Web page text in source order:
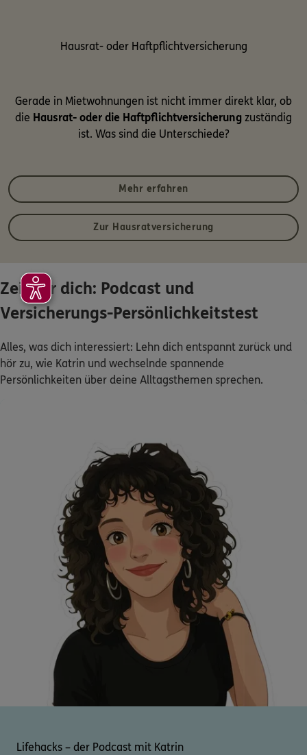
Hausrat- oder Haftpflichtversicherung
Gerade in Mietwohnungen ist nicht immer direkt klar, ob
die Hausrat- oder die Haftpflichtversicherung zuständig
ist. Was sind die Unterschiede?
Mehr erfahren
Zur Hausratversicherung
Zeit für dich: Podcast und
Versicherungs-Persönlichkeitstest
Alles, was dich interessiert: Lehn dich entspannt zurück und
hör zu, wie Katrin und wechselnde spannende
Persönlichkeiten über deine Alltagsthemen sprechen.
Lifehacks – der Podcast mit Katrin